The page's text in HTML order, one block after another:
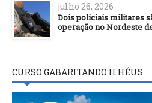
julho 26, 2026
Dois policiais militares
operação no Nordeste
CURSO GABARITANDO ILHÉUS